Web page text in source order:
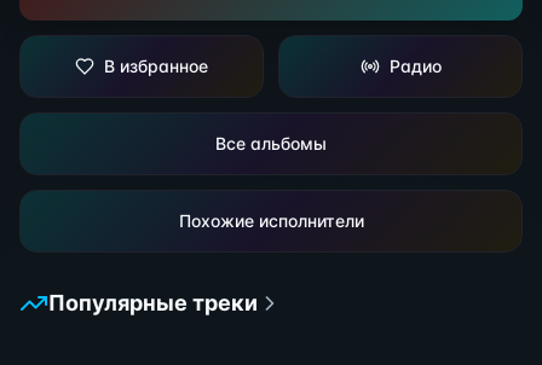
В избранное Радио
Все альбомы
Похожие исполнители
Популярные треки